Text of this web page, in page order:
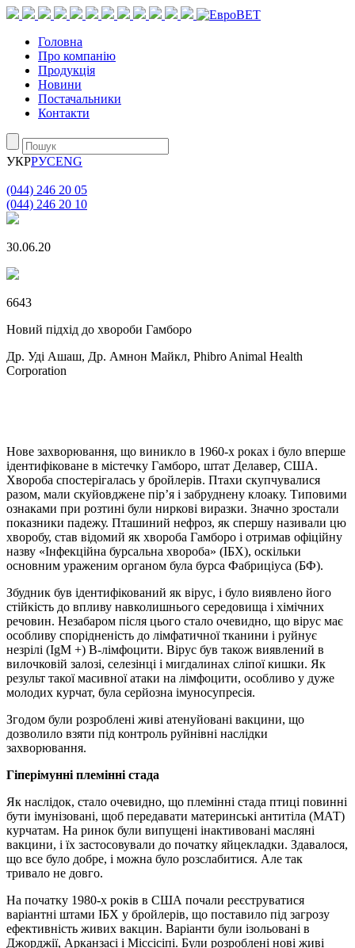
Головна
Про компанію
Продукція
Новини
Постачальники
Контакти
УКРРУСENG
(044) 246 20 05
(044) 246 20 10
30.06.20
6643
Новий підхід до хвороби Гамборо
Др. Уді Ашаш, Др. Амнон Майкл, Phibro Animal Health
Corporation
Нове захворювання, що виникло в 1960-х роках і було вперше
ідентифіковане в містечку Гамборо, штат Делавер, США.
Хвороба спостерігалась у бройлерів. Птахи скупчувалися
разом, мали скуйовджене пір’я і забруднену клоаку. Типовими
ознаками при розтині були ниркові виразки. Значно зростали
показники падежу. Пташиний нефроз, як спершу називали цю
хворобу, став відомий як хвороба Гамборо і отримав офіційну
назву «Інфекційна бурсальна хвороба» (ІБХ), оскільки
основним ураженим органом була бурса Фабриціуса (БФ).
Збудник був ідентифікований як вірус, і було виявлено його
стійкість до впливу навколишнього середовища і хімічних
речовин. Незабаром після цього стало очевидно, що вірус має
особливу спорідненість до лімфатичної тканини і руйнує
незрілі (IgM +) B-лімфоцити. Вірус був також виявлений в
вилочковій залозі, селезінці і мигдалинах сліпої кишки. Як
результ такої масивної атаки на лімфоцити, особливо у дуже
молодих курчат, була серйозна імуносупресія.
Згодом були розроблені живі атенуйовані вакцини, що
дозволило взяти під контроль руйнівні наслідки
захворювання.
Гіперімунні племінні стада
Як наслідок, стало очевидно, що племінні стада птиці повинні
бути імунізовані, щоб передавати материнські антитіла (МАТ)
курчатам. На ринок були випущені інактивовані масляні
вакцини, і їх застосовували до початку яйцекладки. Здавалося,
що все було добре, і можна було розслабитися. Але так
тривало не довго.
На початку 1980-х років в США почали реєструватися
варіантні штами ІБХ у бройлерів, що поставило під загрозу
ефективність живих вакцин. Варіанти були ізольовані в
Джорджії, Арканзасі і Міссісіпі. Були розроблені нові живі